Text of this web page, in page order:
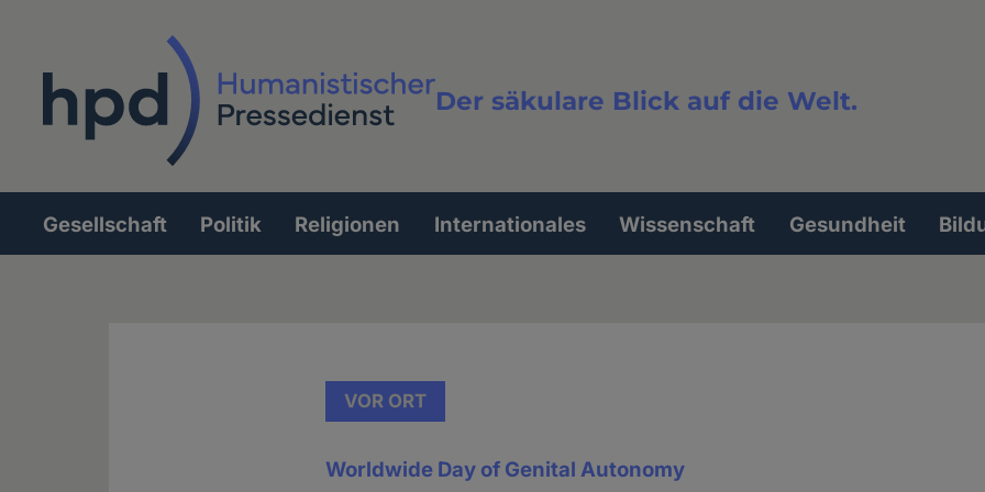
Der säkulare Blick auf die Welt.
Volltextsuche
Hauptnavigation
Gesellschaft Politik Religionen Internationales Wissenschaft Gesundheit
VOR ORT
Worldwide Day of Genital Autonomy